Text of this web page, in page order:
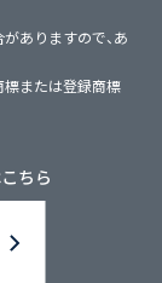
230313-
！
がリアル
。
ありますので、あ
標または登録商標
ちら